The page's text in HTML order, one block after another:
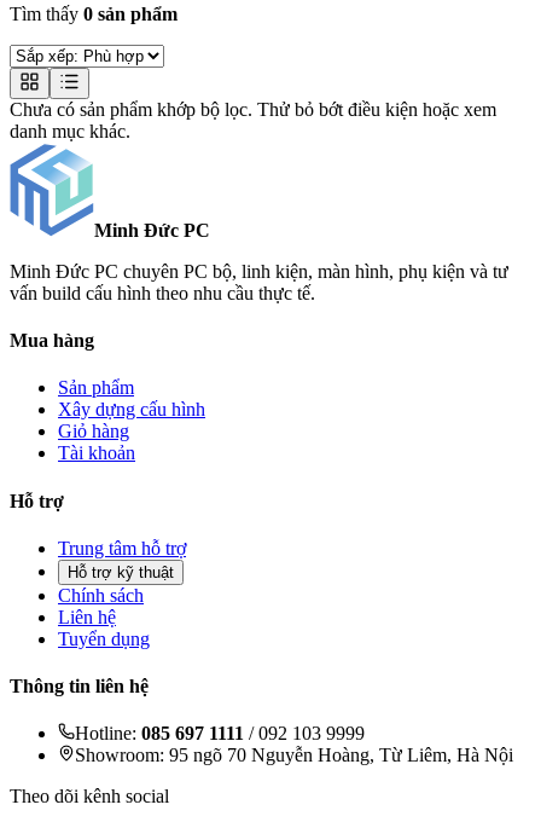
Tìm thấy 0 sản phẩm
Chưa có sản phẩm khớp bộ lọc. Thử bỏ bớt điều kiện hoặc xem
danh mục khác.
Minh Đức PC
Minh Đức PC chuyên PC bộ, linh kiện, màn hình, phụ kiện và tư
vấn build cấu hình theo nhu cầu thực tế.
Mua hàng
Sản phẩm
Xây dựng cấu hình
Giỏ hàng
Tài khoản
Hỗ trợ
Trung tâm hỗ trợ
Hỗ trợ kỹ thuật
Chính sách
Liên hệ
Tuyển dụng
Thông tin liên hệ
Hotline: 085 697 1111 / 092 103 9999
Showroom: 95 ngõ 70 Nguyễn Hoàng, Từ Liêm, Hà Nội
Theo dõi kênh social